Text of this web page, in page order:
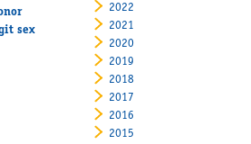
sex
2022
2021
2020
2019
2018
2017
2016
2015